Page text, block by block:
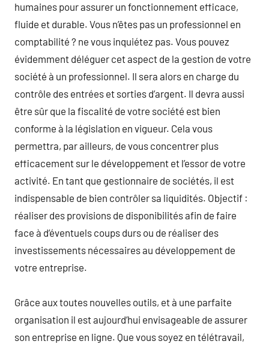
humaines pour assurer un fonctionnement efficace,
fluide et durable. Vous n’êtes pas un professionnel en
comptabilité ? ne vous inquiétez pas. Vous pouvez
évidemment déléguer cet aspect de la gestion de votre
société à un professionnel. Il sera alors en charge du
contrôle des entrées et sorties d’argent. Il devra aussi
être sûr que la fiscalité de votre société est bien
conforme à la législation en vigueur. Cela vous
permettra, par ailleurs, de vous concentrer plus
efficacement sur le développement et l’essor de votre
activité. En tant que gestionnaire de sociétés, il est
indispensable de bien contrôler sa liquidités. Objectif :
réaliser des provisions de disponibilités afin de faire
face à d’éventuels coups durs ou de réaliser des
investissements nécessaires au développement de
votre entreprise.
Grâce aux toutes nouvelles outils, et à une parfaite
organisation il est aujourd’hui envisageable de assurer
son entreprise en ligne. Que vous soyez en télétravail,